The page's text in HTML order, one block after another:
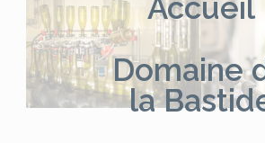
Accueil
Domaine
la